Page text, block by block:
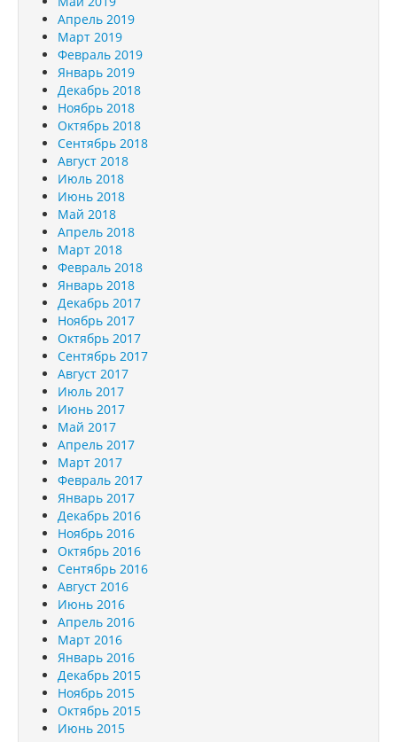
Апрель 2019
Март 2019
Февраль 2019
Январь 2019
Декабрь 2018
Ноябрь 2018
Октябрь 2018
Сентябрь 2018
Август 2018
Июль 2018
Июнь 2018
Май 2018
Апрель 2018
Март 2018
Февраль 2018
Январь 2018
Декабрь 2017
Ноябрь 2017
Октябрь 2017
Сентябрь 2017
Август 2017
Июль 2017
Июнь 2017
Май 2017
Апрель 2017
Март 2017
Февраль 2017
Январь 2017
Декабрь 2016
Ноябрь 2016
Октябрь 2016
Сентябрь 2016
Август 2016
Июнь 2016
Апрель 2016
Март 2016
Январь 2016
Декабрь 2015
Ноябрь 2015
Октябрь 2015
Июнь 2015